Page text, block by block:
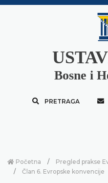
Bosne i
PRETRAGA
Početna
Pregled prakse
Član 6. Evropske konvencije